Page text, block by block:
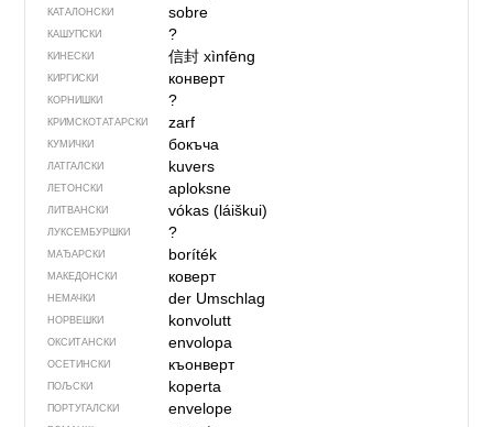
КАТАЛОНСКИ sobre
КАШУПСКИ ?
КИНЕСКИ 信封xìnfēng
КИРГИСКИ конверт
КОРНИШКИ ?
КРИМСКОТАТАРСКИ zarf
КУМИЧКИ бокъча
ЛАТГАЛСКИ kuvers
ЛЕТОНСКИ aploksne
ЛИТВАНСКИ vókas (láiškui)
ЛУКСЕМБУРШКИ ?
МАЂАРСКИ boríték
МАКЕДОНСКИ коверт
НЕМАЧКИ der Umschlag
НОРВЕШКИ konvolutt
ОКСИТАНСКИ envolopa
ОСЕТИНСКИ къонверт
ПОЉСКИ koperta
ПОРТУГАЛСКИ envelope